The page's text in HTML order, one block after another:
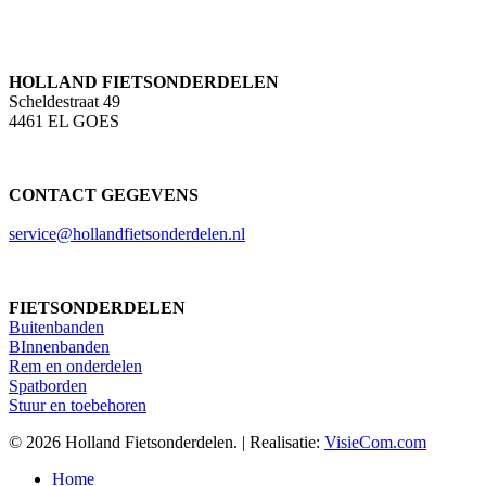
HOLLAND FIETSONDERDELEN
Scheldestraat 49
4461 EL GOES
CONTACT GEGEVENS
service@hollandfietsonderdelen.nl
FIETSONDERDELEN
Buitenbanden
BInnenbanden
Rem en onderdelen
Spatborden
Stuur en toebehoren
© 2026 Holland Fietsonderdelen. | Realisatie: VisieCom.com
Close
Home